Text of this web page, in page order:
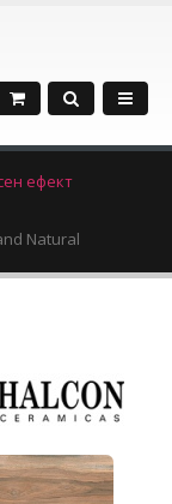
ефект
Natural